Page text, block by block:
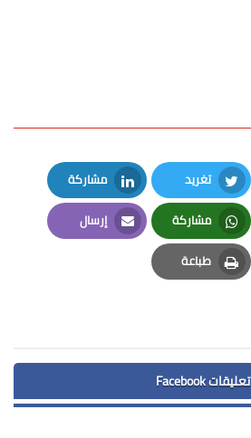
تغريد
Twitter
مشاركة
LinkedIn
مشاركة
Whatsapp
إرسال
Email
طباعة
Print
تعليقات Facebook